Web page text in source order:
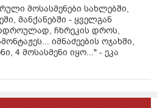
მოსასმენები სახლებში,
მანქანებში - ყველგან
ჩხრეკის დროს,
იმნაძეების ოჯახში,
4 მოსასმენი იყო..." - ეკა